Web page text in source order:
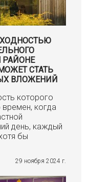
РАЙОНЕ
СТАТЬ
ВЛОЖЕНИЙ
которого
времен, когда
день, каждый
бы
29 ноября 2024 г.